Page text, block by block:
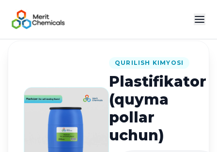
Katalogga qaytish
QURILISH KIMYOSI
Plastifikator
(quyma
pollar
uchun)